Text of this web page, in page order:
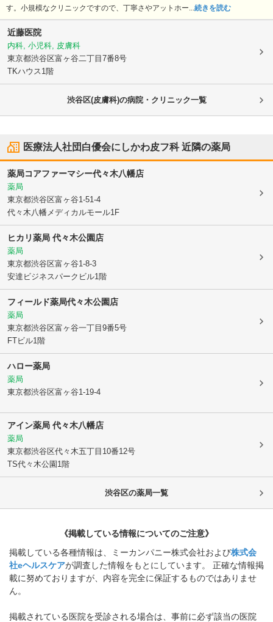
す。小規模なクリニックですので、丁寧さやアットホー... 続きを読む
近藤医院
内科, 小児科, 皮膚科
東京都渋谷区富ヶ谷二丁目7番8号
TKハウス1階
渋谷区(皮膚科)の病院・クリニック一覧
医療法人社団白優会にしかわ皮フ科近隣の薬局
薬局コアファーマシー代々木八幡店
薬局
東京都渋谷区富ヶ谷1-51-4
代々木八幡メディカルモール1F
ヒカリ薬局 代々木公園店
薬局
東京都渋谷区富ヶ谷1-8-3
安達ビジネスパークビル1階
フィールド薬局代々木公園店
薬局
東京都渋谷区富ヶ谷一丁目9番5号
FTビル1階
ハロー薬局
薬局
東京都渋谷区富ヶ谷1-19-4
アイン薬局 代々木八幡店
薬局
東京都渋谷区代々木五丁目10番12号
TS代々木公園1階
渋谷区の薬局一覧
《掲載している情報についてのご注意》
掲載している各種情報は、ミーカンパニー株式会社および株式会
社eヘルスケアが調査した情報をもとにしています。 正確な情報掲
載に努めておりますが、内容を完全に保証するものではありませ
ん。
掲載されている医院を受診される場合は、事前に必ず該当の医院